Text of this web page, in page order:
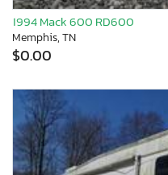
1994 Mack 600 RD600
Memphis, TN
$0.00